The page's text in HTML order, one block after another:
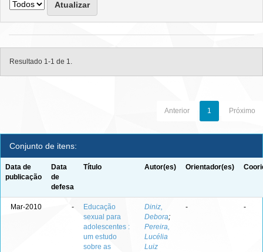
Resultado 1-1 de 1.
Anterior 1 Próximo
Conjunto de itens:
Data de
publicação
Data
de
defesa
Título Autor(es) Orientador(es)
Mar-2010 -
Educação
sexual para
adolescentes :
um estudo
sobre as
Diniz,
Debora;
Pereira,
Lucélia
Luiz
- -